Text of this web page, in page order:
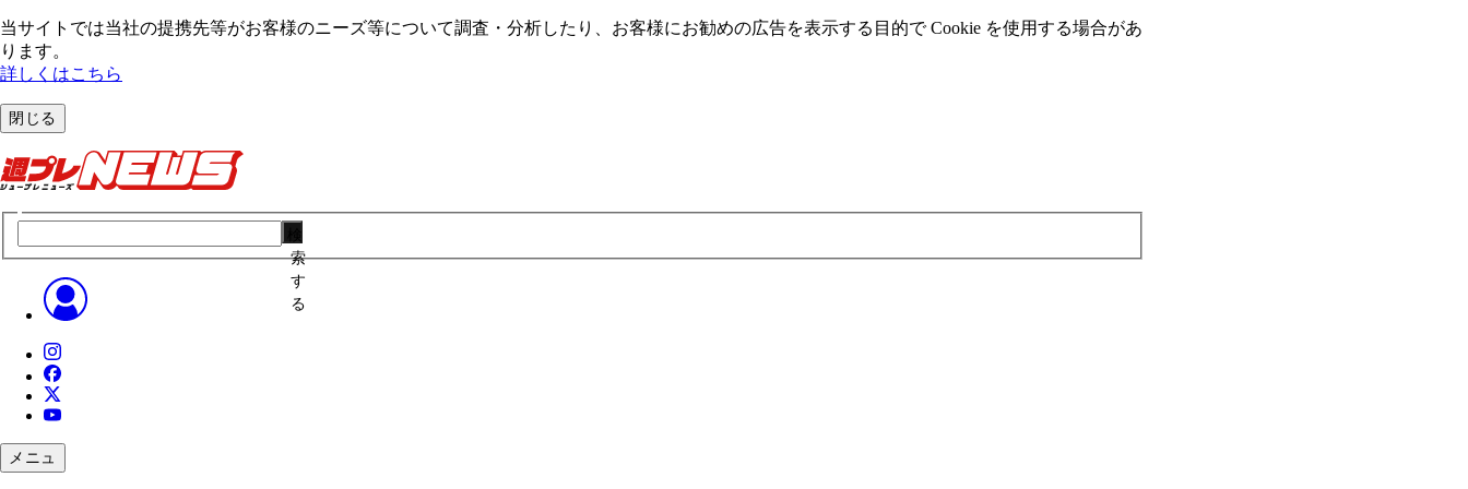
当サイトでは当社の提携先等がお客様のニーズ等について調査・分析したり、お客様にお勧めの広告を表⽰する⽬的で Cookie を使⽤する場合があ
ります。
詳しくはこちら
閉じる
索
す
る
メニュ